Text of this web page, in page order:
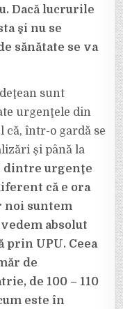
Dacă lucrurile
şi nu se
sănătate se va
sunt
urgenţele din
că, într-o gardă se
şi până la
dintre urgenţe
că e ora
noi suntem
absolut
prin UPU. Ceea
de
de 100 – 110
este în